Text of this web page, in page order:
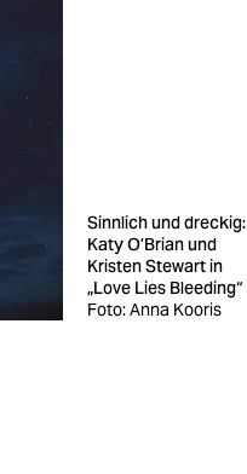
Sinnlich und dreckig:
Katy O’Brian und
Kristen Stewart in
„Love Lies Bleeding“
Foto: Anna Kooris